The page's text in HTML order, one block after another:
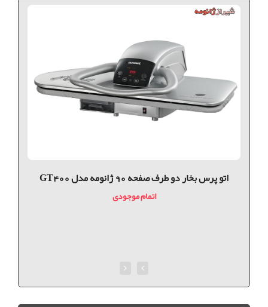
اتو پرس بخار دو طرف صفحه 90 ژانومه مدل GT400
اتمام موجودی